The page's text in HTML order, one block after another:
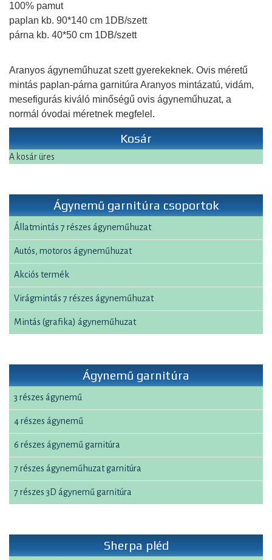
100% pamut
paplan kb. 90*140 cm 1DB/szett
párna kb. 40*50 cm 1DB/szett
Aranyos ágyneműhuzat szett gyerekeknek. Ovis méretű
mintás paplan-párna garnitúra Aranyos mintázatú, vidám,
mesefigurás kiváló minőségű ovis ágyneműhuzat, a
normál óvodai méretnek megfelel.
Kosár
A kosár üres
Ágynemű garnitúra csoportok
Állatmintás 7 részes ágyneműhuzat
Autós, motoros ágyneműhuzat
Akciós termék
Virágmintás 7 részes ágyneműhuzat
Mintás (grafika) ágyneműhuzat
Ágynemű garnitúra
3 részes ágynemű
4 részes ágynemű
6 részes ágynemű garnitúra
7 részes ágyneműhuzat garnitúra
7 részes 3D ágynemű garnitúra
Sherpa pléd